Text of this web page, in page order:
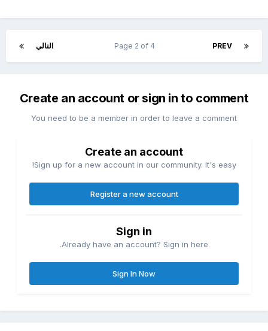
PREV التالي Page 2 of 4
Create an account or sign in to comment
You need to be a member in order to leave a comment
Create an account
Sign up for a new account in our community. It's easy!
Register a new account
Sign in
Already have an account? Sign in here.
Sign In Now